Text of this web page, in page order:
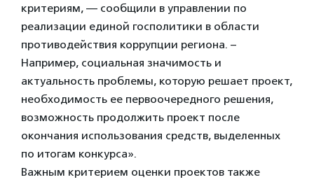
критериям, — сообщили в управлении по
реализации единой госполитики в области
противодействия коррупции региона. –
Например, социальная значимость и
актуальность проблемы, которую решает проект,
необходимость ее первоочередного решения,
возможность продолжить проект после
окончания использования средств, выделенных
по итогам конкурса».
Важным критерием оценки проектов также